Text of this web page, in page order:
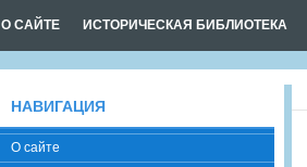
О САЙТЕ ИСТОРИЧЕСКАЯ БИБЛИОТЕКА
НАВИГАЦИЯ
О сайте